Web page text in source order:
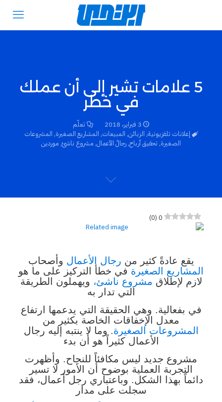
5 علامات تشير إلى أن عملك
في خطر
3 فبراير، 2018
تعلّم
إعلانات تلفزيونية, الزبائن, المبيعات, المشاريع الصغيرة, المشروعات
الصغيرة, تحقيق أرباح, رجالُ الأعمال, مشروع ناشئ, موردين
0
(
0
)
يقع عادةً كثير من رجال الأعمال وأصحاب
المشاريع الصغيرة في خطأ التركيز على ما هو
لازم لإطلاق مشروع ناشئ، ويهملون الطريقة
التي تدار به
في بفعالية. وهي الحقيقة التي يدعمها ارتفاع
معدل الإخفاقات الخاصة بكثير من
المشروعات الصغيرة. وما لا ينتبه إليه رجال
الأعمال كثيراً هو أن بدء
مشروع جديد ليس مكافئاً للنجاح. وأظهرت
التجربة العملية بوضوح أن الأمور لا تسير
دائماً بهذا الشكل. وباعتباري رجل أعمال، فقد
سجلت على مدار